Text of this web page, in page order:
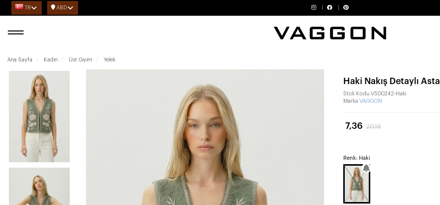
TR ABD
Ana Sayfa Kadın Üst Giyim Yelek
Haki Nakış Detaylı
Stok Kodu VS00242-Haki
Marka VAGGON
7,36 20,18
Renk: Haki